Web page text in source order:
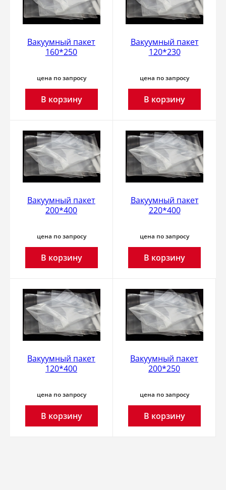
Вакуумный пакет
160*250
цена по запросу
В корзину
Вакуумный пакет
120*230
цена по запросу
В корзину
Вакуумный пакет
200*400
цена по запросу
В корзину
Вакуумный пакет
220*400
цена по запросу
В корзину
Вакуумный пакет
120*400
цена по запросу
В корзину
Вакуумный пакет
200*250
цена по запросу
В корзину